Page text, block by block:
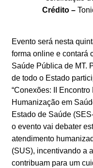
p
e
k.
o
m
e
l
Crédito –
Evento será nesta
forma online e contará
Saúde Pública de MT.
de todo o Estado
“Conexões: II
Humanização em
Estado de Saúde
o evento vai debater
atendimento
(SUS), incentivando a
contribuam para um